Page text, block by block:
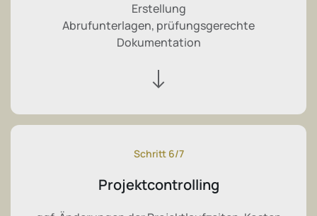
Erstellung
Abrufunterlagen, prüfungsgerechte
Dokumentation
Schritt 6/7
Projektcontrolling